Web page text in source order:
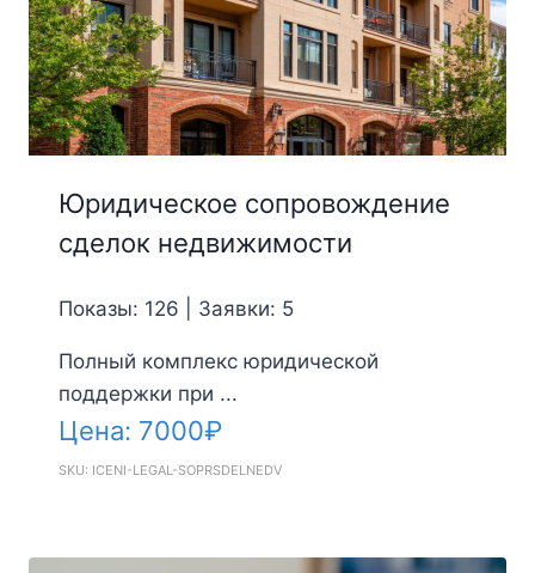
Юридическое сопровождение
сделок недвижимости
Показы: 126 | Заявки: 5
Полный комплекс юридической
поддержки при ...
Цена: 7000₽
SKU: ICENI-LEGAL-SOPRSDELNEDV